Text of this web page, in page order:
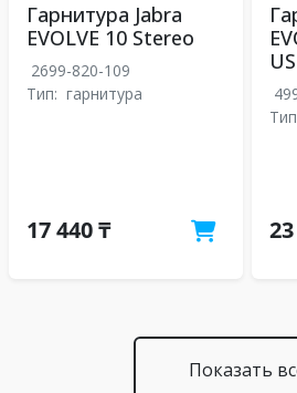
Гарнитура Jabra
EVOLVE 10 Stereo
2699-820-109
Тип: гарнитура
17 440 ₸
Показать